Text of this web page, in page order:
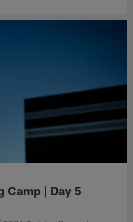
Camp | Day 5